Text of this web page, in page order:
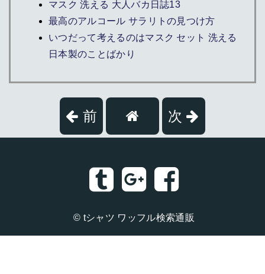
マスク 洗える 大人バカ日誌13
最高のアルコール サラリトの見つけ方
いつだって考えるのはマスク セット 洗える
日本製のことばかり
前 次
© tシャツ ワッフル検索通販